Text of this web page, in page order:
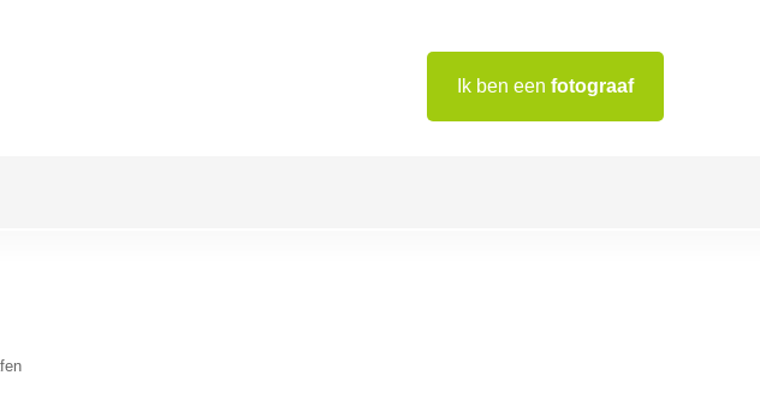
Ik ben een fotograaf